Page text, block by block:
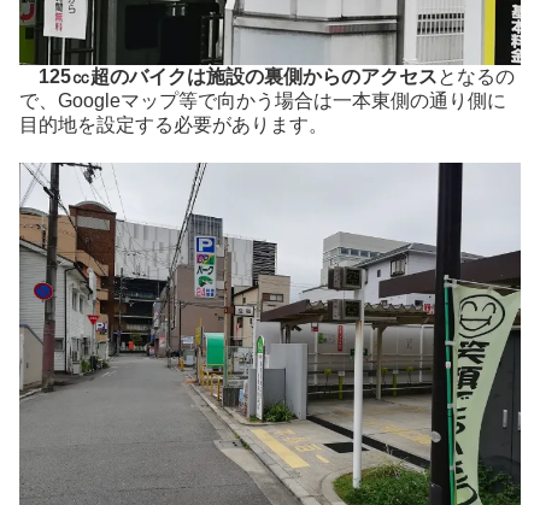
125㏄超のバイクは施設の裏側からのアクセスとなるの
で、Googleマップ等で向かう場合は一本東側の通り側に
目的地を設定する必要があります。